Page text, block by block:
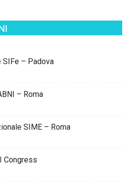
SIFe – Padova
– Roma
SIME – Roma
Congress